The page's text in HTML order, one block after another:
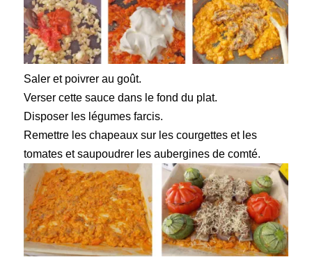
Saler et poivrer au goût.
Verser cette sauce dans le fond du plat.
Disposer les légumes farcis.
Remettre les chapeaux sur les courgettes et les
tomates et saupoudrer les aubergines de comté.